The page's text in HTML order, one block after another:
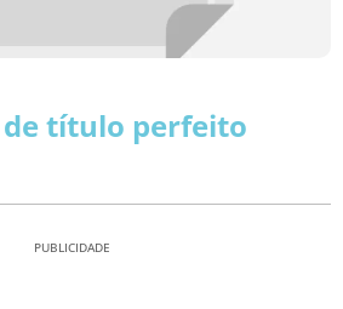
de título perfeito
PUBLICIDADE